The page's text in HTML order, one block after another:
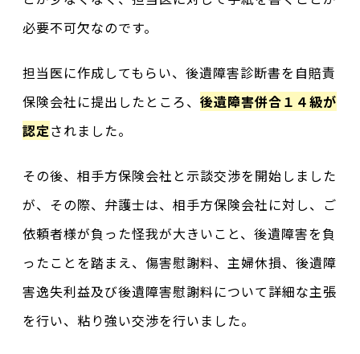
必要不可欠なのです。
担当医に作成してもらい、後遺障害診断書を自賠責
保険会社に提出したところ、 後遺障害併合１４級が
認定されました。
その後、相手方保険会社と示談交渉を開始しました
が、その際、弁護士は、相手方保険会社に対し、ご
依頼者様が負った怪我が大きいこと、後遺障害を負
ったことを踏まえ、傷害慰謝料、主婦休損、後遺障
害逸失利益及び後遺障害慰謝料について詳細な主張
を行い、粘り強い交渉を行いました。